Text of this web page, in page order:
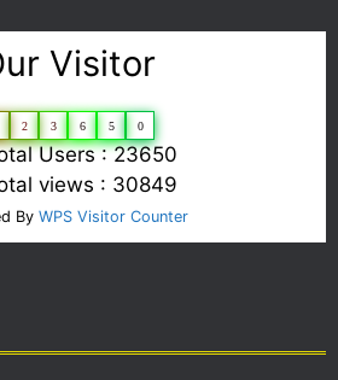
Visitor
2 3 6 5 0
Users : 23650
views : 30849
By WPS Visitor Counter